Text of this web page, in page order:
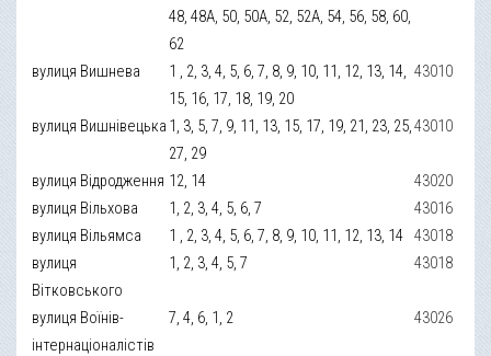
48, 48А, 50, 50А, 52, 52А, 54, 56, 58, 60,
62
вулиця Вишнева
1 , 2, 3, 4, 5, 6, 7, 8, 9, 10, 11, 12, 13, 14,
15, 16, 17, 18, 19, 20
43010
вулиця Вишнівецька 1, 3, 5, 7, 9, 11, 13, 15, 17, 19, 21, 23, 25,
27, 29
43010
вулиця Відродження 12, 14
43020
вулиця Вільхова
1, 2, 3, 4, 5, 6, 7
43016
вулиця Вільямса
1 , 2, 3, 4, 5, 6, 7, 8, 9, 10, 11, 12, 13, 14 43018
вулиця
Вітковського
1, 2, 3, 4, 5, 7 43018
вулиця Воїнів-
інтернаціоналістів
7, 4, 6, 1, 2 43026